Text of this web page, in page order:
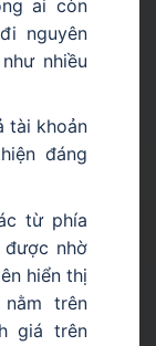
ai còn
nguyên
nhiều
tài khoản
đáng
từ phía
được nhờ
hiển thị
trên
giá trên